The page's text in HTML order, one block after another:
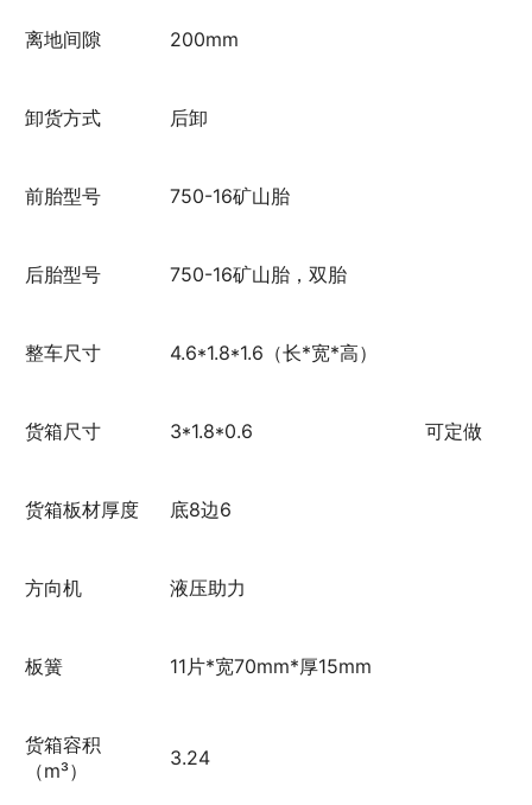
离地间隙 200mm
卸货方式 后卸
前胎型号 750-16矿山胎
后胎型号 750-16矿山胎，双胎
整车尺寸 4.6*1.8*1.6（长*宽*高）
货箱尺寸 3*1.8*0.6 可定做
货箱板材厚度 底8边6
方向机 液压助力
板簧 11片*宽70mm*厚15mm
货箱容积
（m³）
3.24